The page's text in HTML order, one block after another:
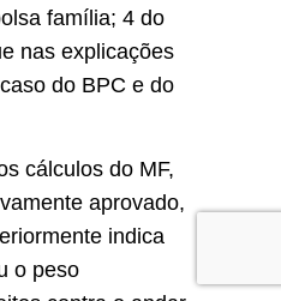
família; 4 do
nas explicações
do BPC e do
cálculos do MF,
aprovado,
indica
o peso